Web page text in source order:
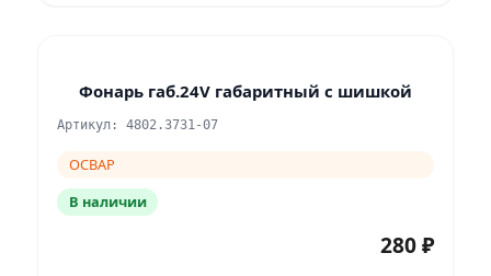
Фонарь габ.24V габаритный с шишкой
Артикул: 4802.3731-07
ОСВАР
В наличии
280 ₽